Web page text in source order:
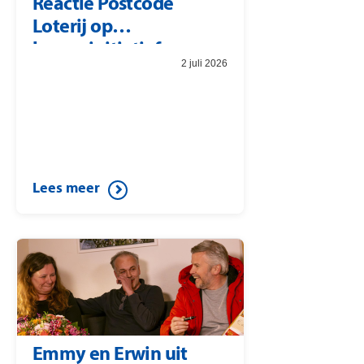
Reactie Postcode
Loterij op
burgerinitiatief
2 juli 2026
Lees meer
Emmy en Erwin uit